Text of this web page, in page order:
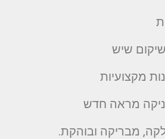
שיש
מקצועיות
מראה חדש
מבריקה ובוהקת.